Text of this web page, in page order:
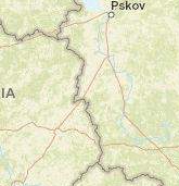
Nuit en
Jour 2
Éphèse,
d’éternité
Ephèse -